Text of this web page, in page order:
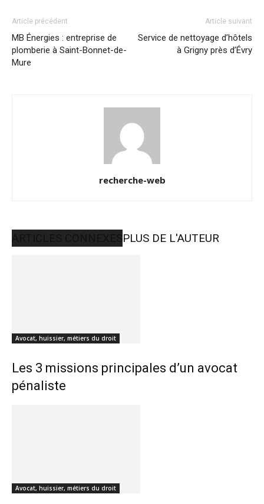
Article précédent
MB Énergies : entreprise de
plomberie à Saint-Bonnet-de-
Mure
Article suivant
Service de nettoyage d’hôtels
à Grigny près d’Évry
recherche-web
PLUS DE L'AUTEUR
Avocat, huissier, métiers du droit
Les 3 missions principales d’un avocat
pénaliste
Avocat, huissier, métiers du droit